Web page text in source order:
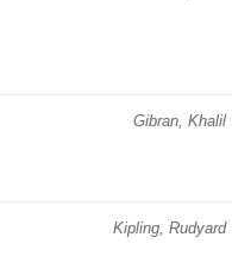
Gibran, Khalil
Kipling, Rudyard